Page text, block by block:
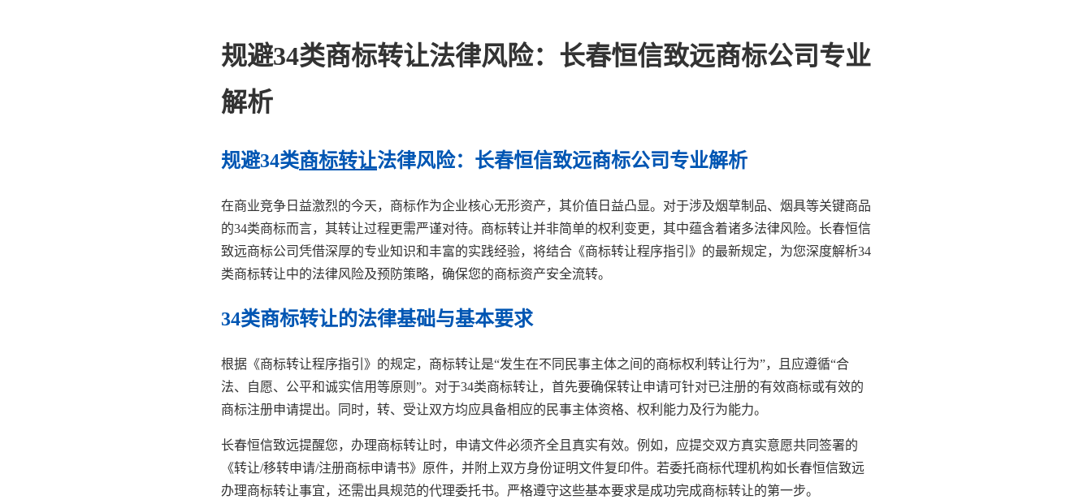
规避34类商标转让法律风险：长春恒信致远商标公司专业
解析
规避34类商标转让法律风险：长春恒信致远商标公司专业解析
在商业竞争日益激烈的今天，商标作为企业核心无形资产，其价值日益凸显。对于涉及烟草制品、烟具等关键商品
的34类商标而言，其转让过程更需严谨对待。商标转让并非简单的权利变更，其中蕴含着诸多法律风险。长春恒信
致远商标公司凭借深厚的专业知识和丰富的实践经验，将结合《商标转让程序指引》的最新规定，为您深度解析34
类商标转让中的法律风险及预防策略，确保您的商标资产安全流转。
34类商标转让的法律基础与基本要求
根据《商标转让程序指引》的规定，商标转让是“发生在不同民事主体之间的商标权利转让行为”，且应遵循“合
法、自愿、公平和诚实信用等原则”。对于34类商标转让，首先要确保转让申请可针对已注册的有效商标或有效的
商标注册申请提出。同时，转、受让双方均应具备相应的民事主体资格、权利能力及行为能力。
长春恒信致远提醒您，办理商标转让时，申请文件必须齐全且真实有效。例如，应提交双方真实意愿共同签署的
《转让/移转申请/注册商标申请书》原件，并附上双方身份证明文件复印件。若委托商标代理机构如长春恒信致远
办理商标转让事宜，还需出具规范的代理委托书。严格遵守这些基本要求是成功完成商标转让的第一步。